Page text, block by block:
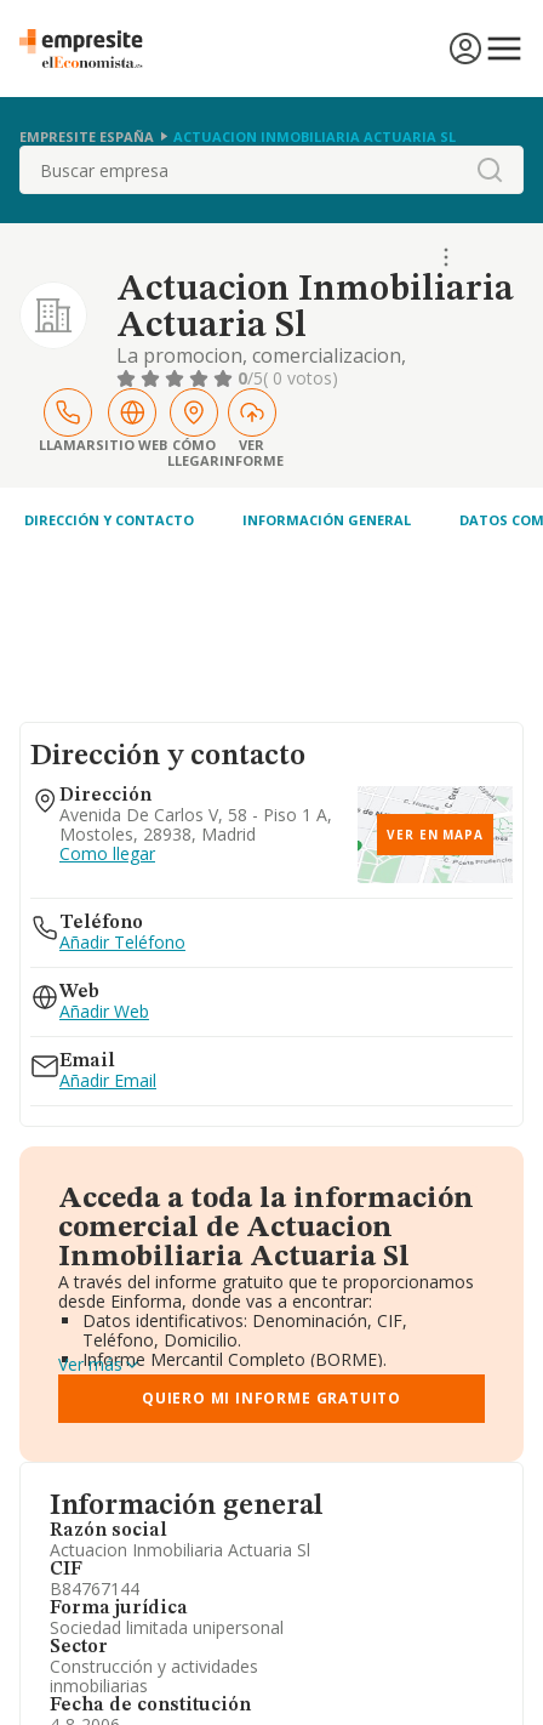
EMPRESITE ESPAÑA ACTUACION INMOBILIARIA ACTUARIA SL
Buscar
Actuacion Inmobiliaria
Actuaria Sl
La promocion, comercializacion,
organizacion, intermediacion,
administracion, gestion, adquisicion,
enajenacion, disposicion, explotacion,
construccion, restauracion, arrendamiento y
venta, en cualquier forma, de solares
0/5( 0 votos)
LLAMARSITIO WEB CÓMO
LLEGAR
VER
INFORME
DIRECCIÓN Y CONTACTO INFORMACIÓN GENERAL DATOS
Información general
Razón social
Actuacion Inmobiliaria Actuaria Sl
CIF
B84767144
Forma jurídica
Sociedad limitada unipersonal
Sector
Construcción y actividades
inmobiliarias
Fecha de constitución
Dirección y contacto
Dirección
Avenida De Carlos V, 58 - Piso 1 A,
Mostoles, 28938, Madrid
Como llegar
VER EN MAPA
Teléfono
Añadir Teléfono
Web
Añadir Web
Email
Añadir Email
Acceda a toda la información
comercial de Actuacion
Inmobiliaria Actuaria Sl
A través del informe gratuito que te proporcionamos
desde Einforma, donde vas a encontrar:
Datos identificativos: Denominación, CIF,
Teléfono, Domicilio.
Informe Mercantil Completo (BORME).
Gráficos de Evolución Ventas y Empleados.
Consejo de Administración y Administradores.
Directivos y Ejecutivos.
Información oficial y registral complementaria.
Ver más
QUIERO MI INFORME GRATUITO